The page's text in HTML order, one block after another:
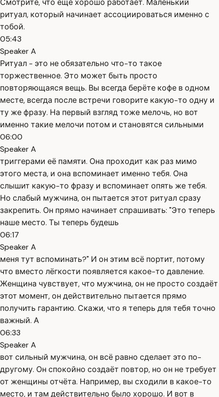
Смотрите, что ещё хорошо работает. Маленький
ритуал, который начинает ассоциироваться именно с
тобой.
05:43
Speaker A
Ритуал - это не обязательно что-то такое
торжественное. Это может быть просто
повторяющаяся вещь. Вы всегда берёте кофе в одном
месте, всегда после встречи говорите какую-то одну и
ту же фразу. На первый взгляд тоже мелочь, но вот
именно такие мелочи потом и становятся сильными
06:00
Speaker A
триггерами её памяти. Она проходит как раз мимо
этого места, и она вспоминает именно тебя. Она
слышит какую-то фразу и вспоминает опять же тебя.
Но слабый мужчина, он пытается этот ритуал сразу
закрепить. Он прямо начинает спрашивать: "Это теперь
наше место. Ты теперь будешь
06:17
Speaker A
меня тут вспоминать?" И он этим всё портит, потому
что вместо лёгкости появляется какое-то давление.
Женщина чувствует, что мужчина, он не просто создаёт
этот момент, он действительно пытается прямо
получить гарантию. Скажи, что я теперь для тебя точно
важный. А
06:33
Speaker A
вот сильный мужчина, он всё равно сделает это по-
другому. Он спокойно создаёт повтор, но он не требует
от женщины отчёта. Например, вы сходили в какое-то
место, и там действительно было хорошо. И вот в